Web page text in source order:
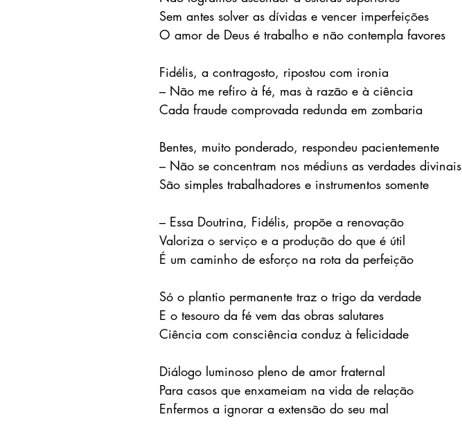
Sem antes solver as dívidas e vencer imperfeições
O amor de Deus é trabalho e não contempla favores
Fidélis, a contragosto, ripostou com ironia
– Não me refiro à fé, mas à razão e à ciência
Cada fraude comprovada redunda em zombaria
Bentes, muito ponderado, respondeu pacientemente
– Não se concentram nos médiuns as verdades divinais
São simples trabalhadores e instrumentos somente
– Essa Doutrina, Fidélis, propõe a renovação
Valoriza o serviço e a produção do que é útil
É um caminho de esforço na rota da perfeição
Só o plantio permanente traz o trigo da verdade
E o tesouro da fé vem das obras salutares
Ciência com consciência conduz à felicidade
Diálogo luminoso pleno de amor fraternal
Para casos que enxameiam na vida de relação
Enfermos a ignorar a extensão do seu mal